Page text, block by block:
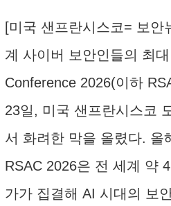
[미국 샌프란시스코= 보안
계 사이버 보안인들의 최대
Conference 2026(이하
23일, 미국 샌프란시스코
서 화려한 막을 올렸다. 올
RSAC 2026은 전 세계 약
가가 집결해 AI 시대의 보